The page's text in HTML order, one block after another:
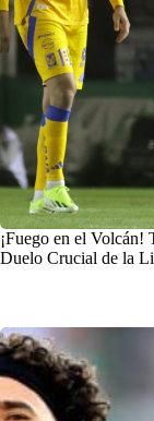
¡Fuego en el Volcán!
Duelo Crucial de la